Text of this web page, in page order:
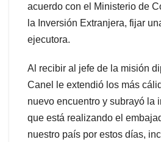
acuerdo con el Ministerio de
la Inversión Extranjera, fijar
ejecutora.
Al recibir al jefe de la misión
Canel le extendió los más
nuevo encuentro y subrayó la
que está realizando el
nuestro país por estos días,